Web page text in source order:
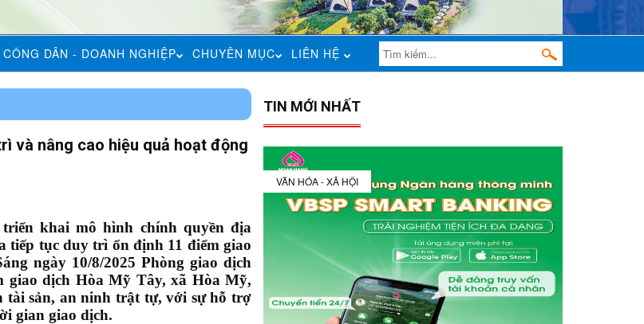
CÔNG DÂN - DOANH NGHIỆP CHUYÊN MỤC LIÊN HỆ
và nâng cao hiệu quả hoạt động
khai mô hình chính quyền địa
tiếp tục duy trì ổn định 11 điểm giao
ngày 10/8/2025 Phòng giao dịch
giao dịch Hòa Mỹ Tây, xã Hòa Mỹ,
tài sản, an ninh trật tự, với sự hỗ trợ
gian giao dịch.
TIN MỚI NHẤT
VĂN HÓA - XÃ HỘI